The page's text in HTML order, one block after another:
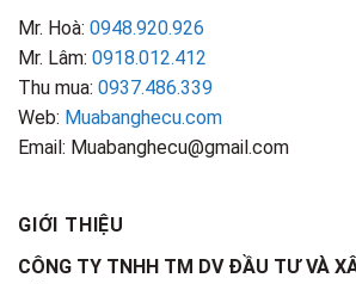
Mr. Hoà: 0948.920.926
Mr. Lâm: 0918.012.412
Thu mua: 0937.486.339
Web: Muabanghecu.com
Email: Muabanghecu@gmail.com
GIỚI THIỆU
CÔNG TY TNHH TM DV ĐẦU TƯ VÀ